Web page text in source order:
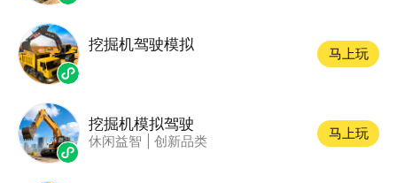
挖掘机驾驶模拟
马上玩
挖掘机模拟驾驶
休闲益智 创新品类
马上玩